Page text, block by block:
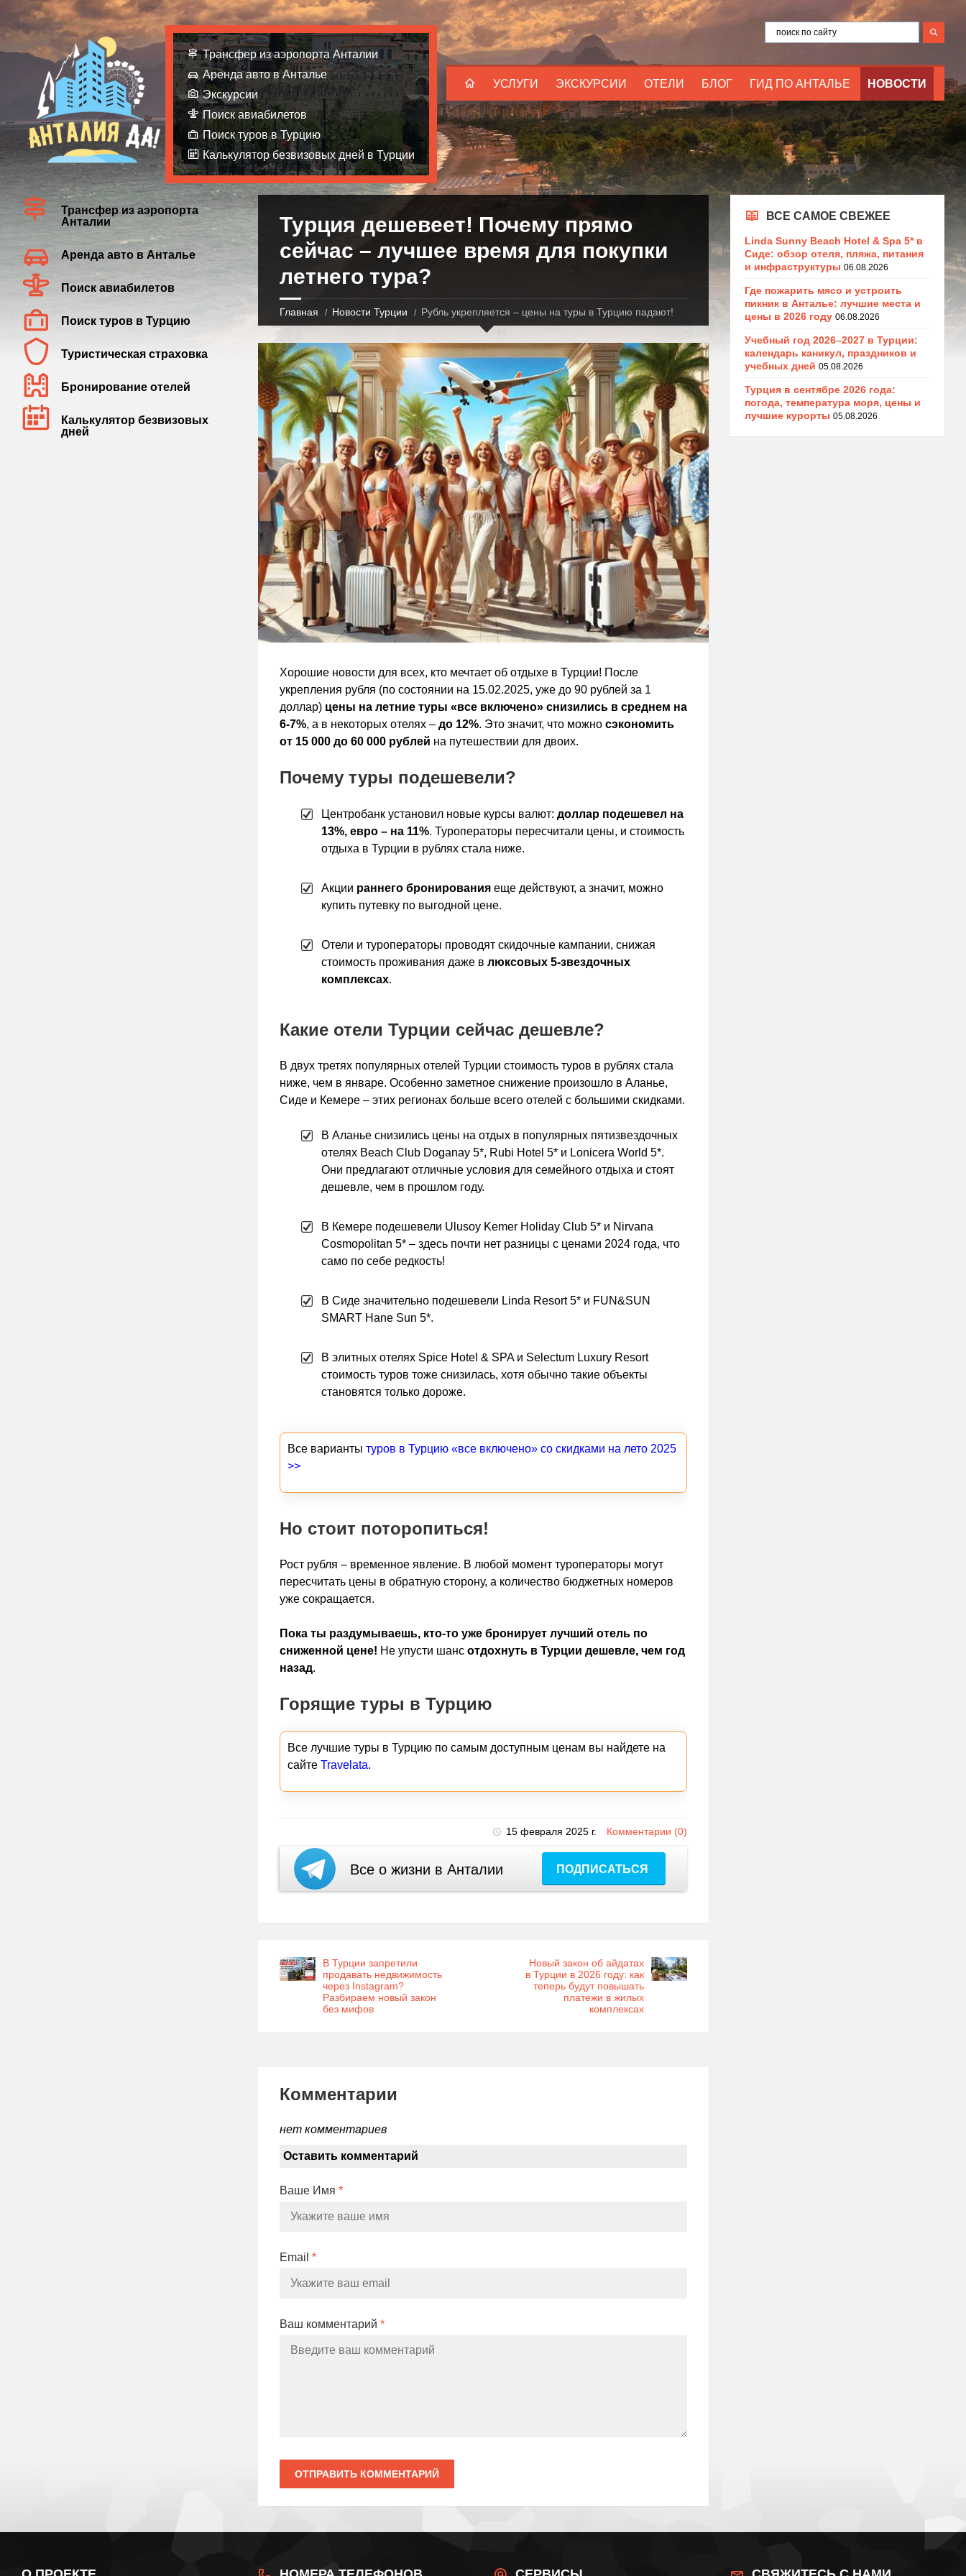
УСЛУГИ ЭКСКУРСИИ ОТЕЛИ БЛОГ ГИД ПО АНТАЛЬЕ НОВОСТИ
Трансфер из аэропорта Анталии
Аренда авто в Анталье
Экскурсии
Поиск авиабилетов
Поиск туров в Турцию
Калькулятор безвизовых дней в Турции
Турция дешевеет! Почему прямо
сейчас – лучшее время для покупки
летнего тура?
Главная Новости Турции Рубль укрепляется – цены на туры в Турцию падают!
Хорошие новости для всех, кто мечтает об отдыхе в Турции! После
укрепления рубля (по состоянии на 15.02.2025, уже до 90 рублей за 1
доллар) цены на летние туры «все включено» снизились в среднем на
6-7%, а в некоторых отелях – до 12%. Это значит, что можно сэкономить
от 15 000 до 60 000 рублей на путешествии для двоих.
Почему туры подешевели?
Центробанк установил новые курсы валют: доллар подешевел на
13%, евро – на 11%. Туроператоры пересчитали цены, и стоимость
отдыха в Турции в рублях стала ниже.
Акции раннего бронированияеще действуют, а значит, можно
купить путевку по выгодной цене.
Отели и туроператоры проводят скидочные кампании, снижая
стоимость проживания даже в люксовых 5-звездочных
комплексах.
Какие отели Турции сейчас дешевле?
В двух третях популярных отелей Турции стоимость туров в рублях стала
ниже, чем в январе. Особенно заметное снижение произошло в Аланье,
Сиде и Кемере – этих регионах больше всего отелей с большими скидками.
В Аланье снизились цены на отдых в популярных пятизвездочных
отелях Beach Club Doganay 5*, Rubi Hotel 5* и Lonicera World 5*.
Они предлагают отличные условия для семейного отдыха и стоят
дешевле, чем в прошлом году.
В Кемере подешевели Ulusoy Kemer Holiday Club 5* и Nirvana
Cosmopolitan 5* – здесь почти нет разницы с ценами 2024 года, что
само по себе редкость!
В Сиде значительно подешевели Linda Resort 5* и FUN&SUN
SMART Hane Sun 5*.
В элитных отелях Spice Hotel & SPA и Selectum Luxury Resort
стоимость туров тоже снизилась, хотя обычно такие объекты
становятся только дороже.
Все варианты туров в Турцию «все включено» со скидками на лето 2025
>>
Но стоит поторопиться!
Рост рубля – временное явление. В любой момент туроператоры могут
пересчитать цены в обратную сторону, а количество бюджетных номеров
уже сокращается.
Пока ты раздумываешь, кто-то уже бронирует лучший отель по
сниженной цене! Не упусти шанс отдохнуть в Турции дешевле, чем год
назад.
Горящие туры в Турцию
Все лучшие туры в Турцию по самым доступным ценам вы найдете на
сайте Travelata.
15 февраля 2025 г. Комментарии (0)
Все о жизни в Анталии ПОДПИСАТЬСЯ
В Турции запретили
продавать недвижимость
через Instagram?
Разбираем новый закон
без мифов
Новый закон об айдатах
в Турции в 2026 году: как
теперь будут повышать
платежи в жилых
комплексах
Комментарии
нет комментариев
Оставить комментарий
Ваше Имя *
Email *
Ваш комментарий *
ОТПРАВИТЬ КОММЕНТАРИЙ
Трансфер из аэропорта
Анталии
Аренда авто в Анталье
Поиск авиабилетов
Поиск туров в Турцию
Туристическая страховка
Бронирование отелей
Калькулятор безвизовых
дней
ВСЕ САМОЕ СВЕЖЕЕ
Linda Sunny Beach Hotel & Spa 5* в
Сиде: обзор отеля, пляжа, питания
и инфраструктуры 06.08.2026
Где пожарить мясо и устроить
пикник в Анталье: лучшие места и
цены в 2026 году 06.08.2026
Учебный год 2026–2027 в Турции:
календарь каникул, праздников и
учебных дней 05.08.2026
Турция в сентябре 2026 года:
погода, температура моря, цены и
лучшие курорты 05.08.2026